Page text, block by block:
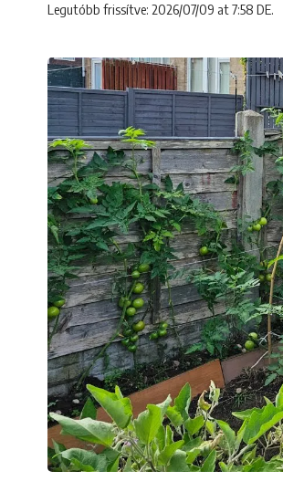
Legutóbb frissítve: 2026/07/09 at 7:58 DE.